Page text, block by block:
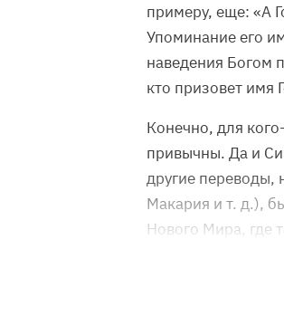
примеру, еще: «А
Упоминание его
наведения Богом
кто призовет имя
Конечно, для
привычны. Да и
другие
Макария и т. д.),
Нового Мира, где